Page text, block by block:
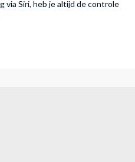
via Siri, heb je altijd de controle